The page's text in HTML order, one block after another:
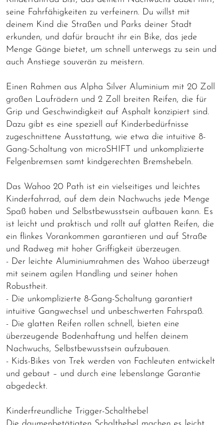
seine Fahrfähigkeiten zu verfeinern. Du willst mit
deinem Kind die Straßen und Parks deiner Stadt
erkunden, und dafür braucht ihr ein Bike, das jede
Menge Gänge bietet, um schnell unterwegs zu sein und
auch Anstiege souverän zu meistern.
Einen Rahmen aus Alpha Silver Aluminium mit 20 Zoll
großen Laufrädern und 2 Zoll breiten Reifen, die für
Grip und Geschwindigkeit auf Asphalt konzipiert sind.
Dazu gibt es eine speziell auf Kinderbedürfnisse
zugeschnittene Ausstattung, wie etwa die intuitive 8-
Gang-Schaltung von microSHIFT und unkomplizierte
Felgenbremsen samt kindgerechten Bremshebeln.
Das Wahoo 20 Path ist ein vielseitiges und leichtes
Kinderfahrrad, auf dem dein Nachwuchs jede Menge
Spaß haben und Selbstbewusstsein aufbauen kann. Es
ist leicht und praktisch und rollt auf glatten Reifen, die
ein flinkes Vorankommen garantieren und auf Straße
und Radweg mit hoher Griffigkeit überzeugen.
- Der leichte Aluminiumrahmen des Wahoo überzeugt
mit seinem agilen Handling und seiner hohen
Robustheit.
- Die unkomplizierte 8-Gang-Schaltung garantiert
intuitive Gangwechsel und unbeschwerten Fahrspaß.
- Die glatten Reifen rollen schnell, bieten eine
überzeugende Bodenhaftung und helfen deinem
Nachwuchs, Selbstbewusstsein aufzubauen.
- Kids-Bikes von Trek werden von Fachleuten entwickelt
und gebaut – und durch eine lebenslange Garantie
abgedeckt.
Kinderfreundliche Trigger-Schalthebel